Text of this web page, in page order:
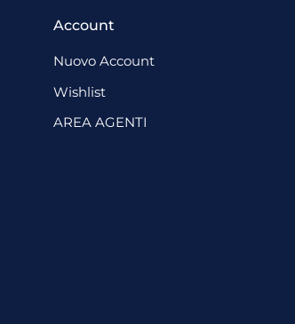
Account
Nuovo Account
Wishlist
AREA AGENTI